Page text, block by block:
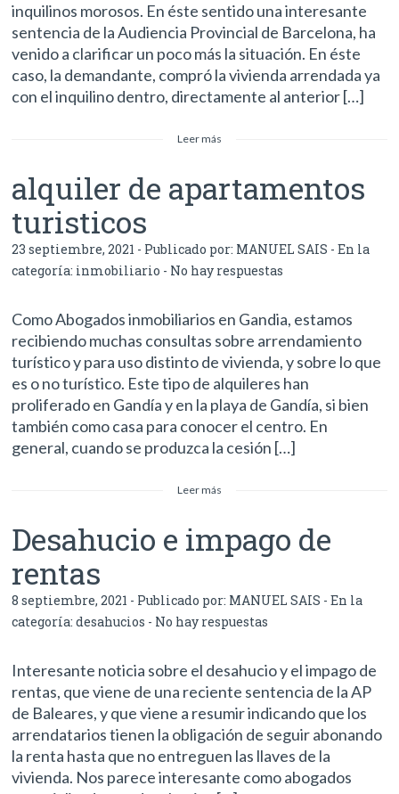
inquilinos morosos. En éste sentido una interesante
sentencia de la Audiencia Provincial de Barcelona, ha
venido a clarificar un poco más la situación. En éste
caso, la demandante, compró la vivienda arrendada ya
con el inquilino dentro, directamente al anterior […]
Leer más
alquiler de apartamentos
turisticos
23 septiembre, 2021 - Publicado por: MANUEL SAIS - En la
categoría: inmobiliario - No hay respuestas
Como Abogados inmobiliarios en Gandia, estamos
recibiendo muchas consultas sobre arrendamiento
turístico y para uso distinto de vivienda, y sobre lo que
es o no turístico. Este tipo de alquileres han
proliferado en Gandía y en la playa de Gandía, si bien
también como casa para conocer el centro. En
general, cuando se produzca la cesión […]
Leer más
Desahucio e impago de
rentas
8 septiembre, 2021 - Publicado por: MANUEL SAIS - En la
categoría:desahucios - No hay respuestas
Interesante noticia sobre el desahucio y el impago de
rentas, que viene de una reciente sentencia de la AP
de Baleares, y que viene a resumir indicando que los
arrendatarios tienen la obligación de seguir abonando
la renta hasta que no entreguen las llaves de la
vivienda. Nos parece interesante como abogados